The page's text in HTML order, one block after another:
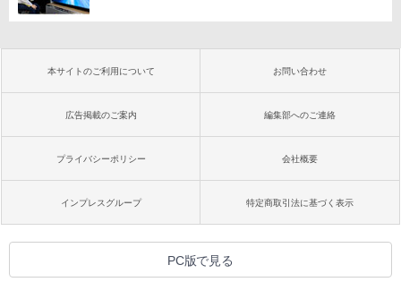
本サイトのご利用について お問い合わせ
広告掲載のご案内 編集部へのご連絡
プライバシーポリシー 会社概要
インプレスグループ 特定商取引法に基づく表示
PC版で見る